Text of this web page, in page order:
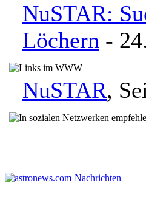
NuSTAR:
Löchern -
NuSTAR,
Nachrichten